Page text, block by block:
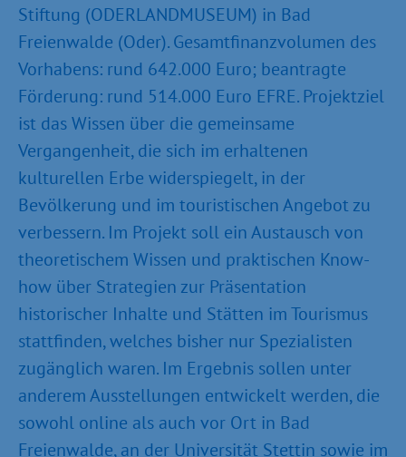
Stiftung (ODERLANDMUSEUM) in Bad
Freienwalde (Oder). Gesamtfinanzvolumen des
Vorhabens: rund 642.000 Euro; beantragte
Förderung: rund 514.000 Euro EFRE. Projektziel
ist das Wissen über die gemeinsame
Vergangenheit, die sich im erhaltenen
kulturellen Erbe widerspiegelt, in der
Bevölkerung und im touristischen Angebot zu
verbessern. Im Projekt soll ein Austausch von
theoretischem Wissen und praktischen Know-
how über Strategien zur Präsentation
historischer Inhalte und Stätten im Tourismus
stattfinden, welches bisher nur Spezialisten
zugänglich waren. Im Ergebnis sollen unter
anderem Ausstellungen entwickelt werden, die
sowohl online als auch vor Ort in Bad
Freienwalde, an der Universität Stettin sowie im